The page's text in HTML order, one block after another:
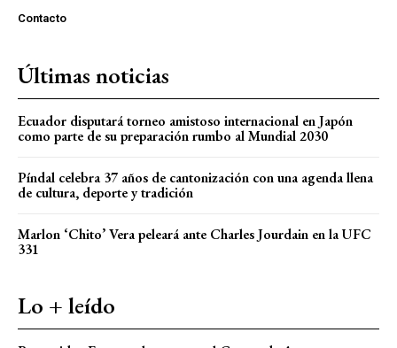
Contacto
Últimas noticias
Ecuador disputará torneo amistoso internacional en Japón
como parte de su preparación rumbo al Mundial 2030
Píndal celebra 37 años de cantonización con una agenda llena
de cultura, deporte y tradición
Marlon ‘Chito’ Vera peleará ante Charles Jourdain en la UFC
331
Lo + leído